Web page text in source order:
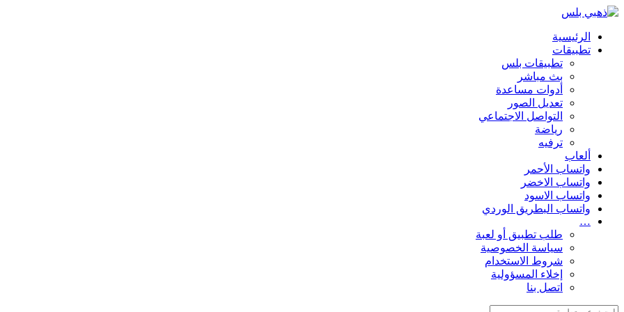
الرئيسية
تطبيقات
تطبيقات بلس
بث مباشر
أدوات مساعدة
تعديل الصور
التواصل الاجتماعي
رياضة
ترفيه
ألعاب
واتساب الأحمر
واتساب الاخضر
واتساب الاسود
واتساب البطريق الوردي
…
طلب تطبيق أو لعبة
سياسة الخصوصية
شروط الاستخدام
إخلاء المسؤولية
اتصل بنا